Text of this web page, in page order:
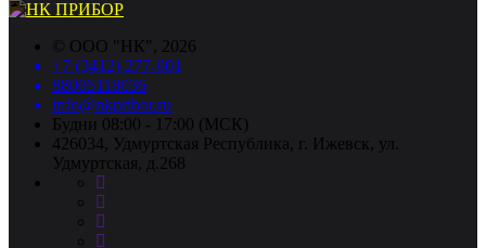
© ООО "НК", 2026
+7 (3412) 277-001
88005118036
info@nkpribor.ru
Будни 08:00 - 17:00 (МСК)
426034, Удмуртская Республика, г. Ижевск, ул.
Удмуртская, д.268